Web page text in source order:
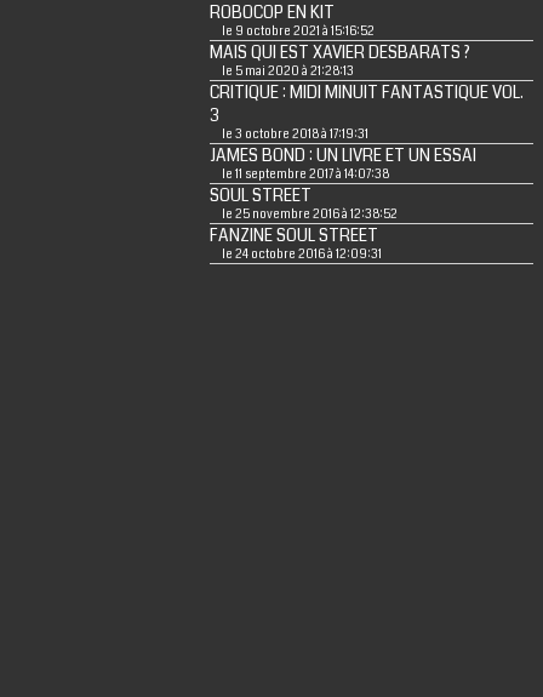
ROBOCOP EN KIT
le 9 octobre 2021 à 15:16:52
MAIS QUI EST XAVIER DESBARATS ?
le 5 mai 2020 à 21:28:13
CRITIQUE : MIDI MINUIT FANTASTIQUE VOL.
3
le 3 octobre 2018 à 17:19:31
JAMES BOND : UN LIVRE ET UN ESSAI
le 11 septembre 2017 à 14:07:38
SOUL STREET
le 25 novembre 2016 à 12:38:52
FANZINE SOUL STREET
le 24 octobre 2016 à 12:09:31